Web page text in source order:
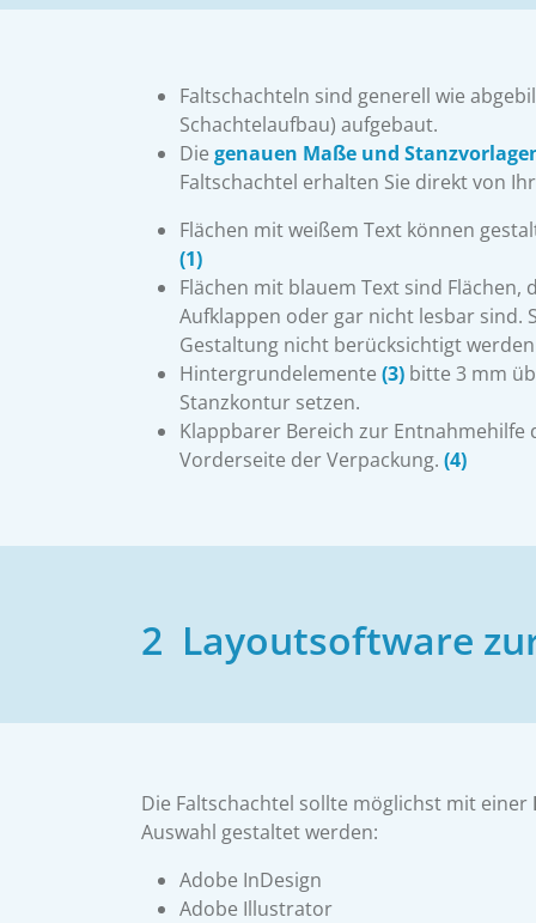
Faltschachteln sind generell wie
Schachtelaufbau) aufgebaut.
Die genauen Maße und Stanzvorla
Faltschachtel erhalten Sie direkt von
Flächen mit weißem Text können
(1)
Flächen mit blauem Text sind Flächen,
Aufklappen oder gar nicht lesbar sind.
Gestaltung nicht berücksichtigt
Hintergrundelemente (3) bitte 3 mm
Stanzkontur setzen.
Klappbarer Bereich zur Entnahmehilfe
Vorderseite der Verpackung. (4)
2 Layoutsoftware
Die Faltschachtel sollte möglichst mit einer
Auswahl gestaltet werden:
Adobe InDesign
Adobe Illustrator